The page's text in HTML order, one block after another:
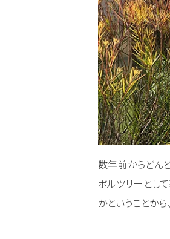
数年前からどん
ボルツリーとし
かということか